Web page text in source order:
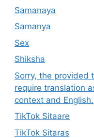
Samanaya
Samanya
Sex
Shiksha
Sorry, the provided
require translation
context and English.
TikTok Sitaare
TikTok Sitaras